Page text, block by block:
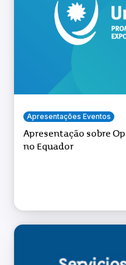
Apresentações Eventos
Apresentação sobre
no Equador